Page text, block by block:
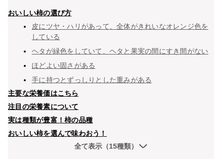
おいしい柿の選び方
皮にツヤ・ハリがあって、全体がきれいなオレンジ色を
している
ヘタが緑色をしていて、ヘタと果実の間にすき間がない
ほどよい固さがある
手に持つとずっしりとした重みがある
主要な栄養価はこちら
注目の栄養素について
実は種類が豊富！柿の品種
おいしい柿を選んで味わおう！
全て表示（15種類）